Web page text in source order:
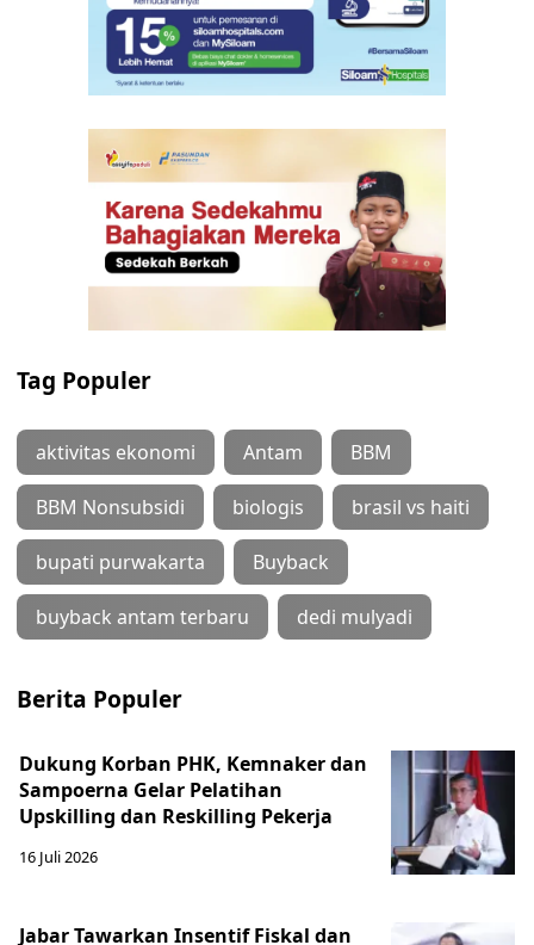
Tag Populer
aktivitas ekonomi Antam BBM
BBM Nonsubsidi biologis brasil vs haiti
bupati purwakarta Buyback
buyback antam terbaru dedi mulyadi
Berita Populer
Dukung Korban PHK, Kemnaker dan
Sampoerna Gelar Pelatihan
Upskilling dan Reskilling Pekerja
16 Juli 2026
Jabar Tawarkan Insentif Fiskal dan